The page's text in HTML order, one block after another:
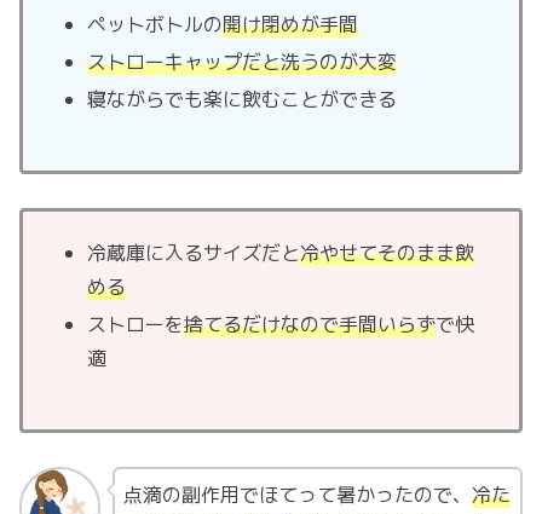
ペットボトルの開け閉めが手間
ストローキャップだと洗うのが大変
寝ながらでも楽に飲むことができる
冷蔵庫に入るサイズだと冷やせてそのまま飲
める
ストローを捨てるだけなので手間いらずで快
適
点滴の副作用でほてって暑かったので、 冷た